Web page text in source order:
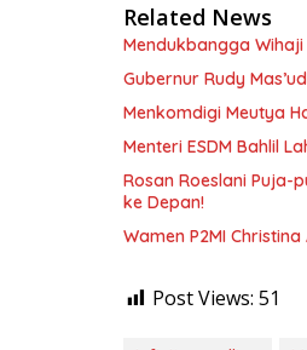
Related News
Mendukbangga
Gubernur Rudy
Menkomdigi Meutya
Menteri ESDM Bahlil
Rosan Roeslani Puja-
ke Depan!
Wamen P2MI
Post Views: 51